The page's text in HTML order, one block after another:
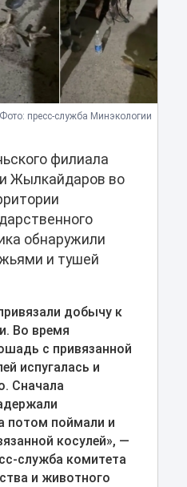
пресс-служба Минэкологии
филиала
Жылкайдаров во
обнаружили
и тушей
добычу к
Во время
с привязанной
испугалась и
Сначала
потом поймали и
косулей», —
служба комитета
и животного